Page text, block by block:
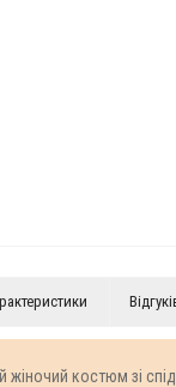
жіночий костюм зі